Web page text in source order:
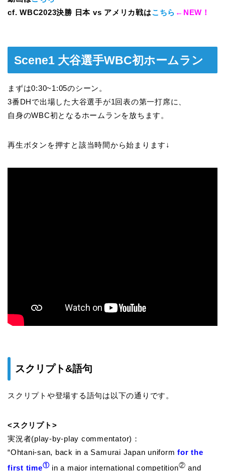
cf. WBC2023決勝 日本 vs アメリカ戦はこちら ←NEW！
Scene1 大谷選手WBC初ホームラン
まずは0:30~1:05のシーン。
3番DHで出場した大谷選手が1回表の第一打席に、
自身のWBC初となるホームランを放ちます。
再生ボタンを押すと該当時間から始まります↓
スクリプト&語句
スクリプトや登場する語句は以下の通りです。
<スクリプト>
実況者(play-by-play commentator)：
“Ohtani-san, back in a Samurai Japan uniformfor the
first time① in a major international competition② and